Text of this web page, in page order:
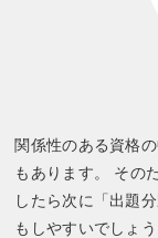
関係性のある資格
もあります。 その
したら次に「出題
もしやすいでしょう